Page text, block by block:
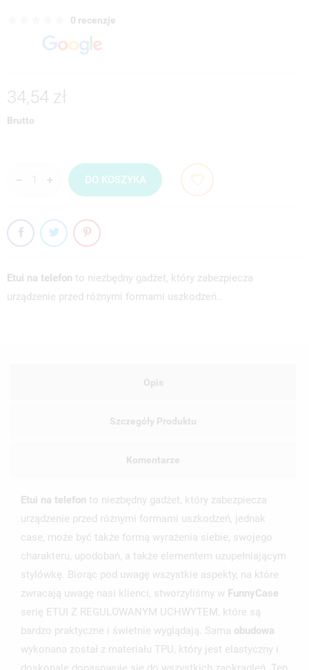
0 recenzje
34,54 zł
Brutto
DO KOSZYKA
Etui na telefon to niezbędny gadżet, który zabezpiecza
urządzenie przed różnymi formami uszkodzeń..
Opis
Szczegóły Produktu
Komentarze
Etui na telefon to niezbędny gadżet, który zabezpiecza
urządzenie przed różnymi formami uszkodzeń, jednak
case, może być także formą wyrażenia siebie, swojego
charakteru, upodobań, a także elementem uzupełniającym
stylówkę. Biorąc pod uwagę wszystkie aspekty, na które
zwracają uwagę nasi klienci, stworzyliśmy w FunnyCase
serię ETUI Z REGULOWANYM UCHWYTEM, które są
bardzo praktyczne i świetnie wyglądają. Sama obudowa
wykonana został z materiału TPU, który jest elastyczny i